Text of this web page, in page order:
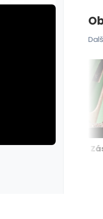
Bez praxe, ale ne bez šance: Firmy nabírají i čerstvé maturanty